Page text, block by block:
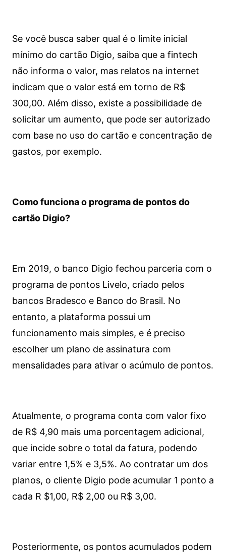
Se você busca saber qual é o limite inicial
mínimo do cartão Digio, saiba que a fintech
não informa o valor, mas relatos na internet
indicam que o valor está em torno de R$
300,00. Além disso, existe a possibilidade de
solicitar um aumento, que pode ser autorizado
com base no uso do cartão e concentração de
gastos, por exemplo.
Como funciona o programa de pontos do
cartão Digio?
Em 2019, o banco Digio fechou parceria com o
programa de pontos Livelo, criado pelos
bancos Bradesco e Banco do Brasil. No
entanto, a plataforma possui um
funcionamento mais simples, e é preciso
escolher um plano de assinatura com
mensalidades para ativar o acúmulo de pontos.
Atualmente, o programa conta com valor fixo
de R$ 4,90 mais uma porcentagem adicional,
que incide sobre o total da fatura, podendo
variar entre 1,5% e 3,5%. Ao contratar um dos
planos, o cliente Digio pode acumular 1 ponto a
cada R $1,00, R$ 2,00 ou R$ 3,00.
Posteriormente, os pontos acumulados podem